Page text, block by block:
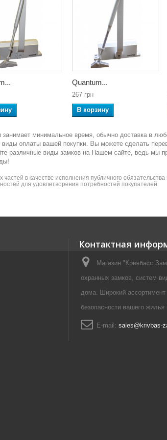
Quantum...
267 грн
В корзину
минимальное время, обычно доставка в
оплаты вашей покупки. Вы можете сделать
различные виды замков на Нашем сайте, ведь мы
в качестве исполнения публичного обязательства
для удовлетворения потребностей покупателей.
Контактная
Магазин "Кривбасс
охранных замков, систем
дома. Широкий ассортимент
безопасности вашего жилья
E-mail: sales@krivbas-